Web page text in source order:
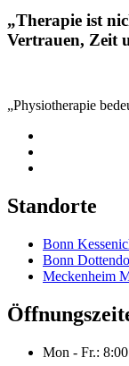
„Therapie ist
Vertrauen, Zeit
„Physiotherapie
Standorte
Bonn
Bonn
Meckenheim
Mon - Fr.: